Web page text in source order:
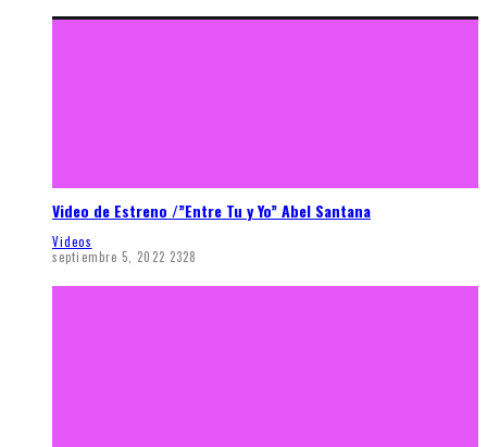
Video de Estreno /”Entre Tu y Yo” Abel Santana
Videos
septiembre 5, 2022 2328